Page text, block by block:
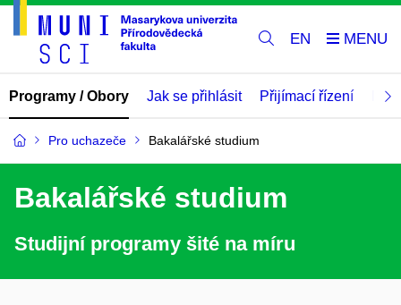
EN
Programy / Obory Jak se přihlásit Přijímací řízení
Pro uchazeče Bakalářské studium
Bakalářské studium
Studijní programy šité na míru